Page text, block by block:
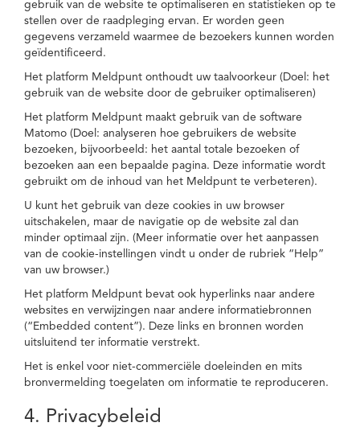
gebruik van de website te optimaliseren en statistieken op te
stellen over de raadpleging ervan. Er worden geen
gegevens verzameld waarmee de bezoekers kunnen worden
geïdentificeerd.
Het platform Meldpunt onthoudt uw taalvoorkeur (Doel: het
gebruik van de website door de gebruiker optimaliseren)
Het platform Meldpunt maakt gebruik van de software
Matomo (Doel: analyseren hoe gebruikers de website
bezoeken, bijvoorbeeld: het aantal totale bezoeken of
bezoeken aan een bepaalde pagina. Deze informatie wordt
gebruikt om de inhoud van het Meldpunt te verbeteren).
U kunt het gebruik van deze cookies in uw browser
uitschakelen, maar de navigatie op de website zal dan
minder optimaal zijn. (Meer informatie over het aanpassen
van de cookie-instellingen vindt u onder de rubriek “Help”
van uw browser.)
Het platform Meldpunt bevat ook hyperlinks naar andere
websites en verwijzingen naar andere informatiebronnen
(“Embedded content”). Deze links en bronnen worden
uitsluitend ter informatie verstrekt.
Het is enkel voor niet-commerciële doeleinden en mits
bronvermelding toegelaten om informatie te reproduceren.
4. Privacybeleid